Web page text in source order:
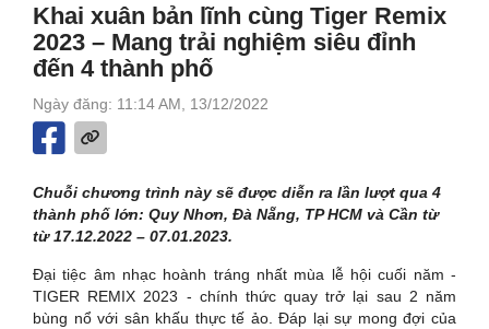
Khai xuân bản lĩnh cùng Tiger Remix
2023 – Mang trải nghiệm siêu đỉnh
đến 4 thành phố
Ngày đăng: 11:14 AM, 13/12/2022
Chuỗi chương trình này sẽ được diễn ra lần lượt qua 4
thành phố lớn: Quy Nhơn, Đà Nẵng, TP HCM và Cần từ
từ 17.12.2022 – 07.01.2023.
Đại tiệc âm nhạc hoành tráng nhất mùa lễ hội cuối năm -
TIGER REMIX 2023 - chính thức quay trở lại sau 2 năm
bùng nổ với sân khấu thực tế ảo. Đáp lại sự mong đợi của